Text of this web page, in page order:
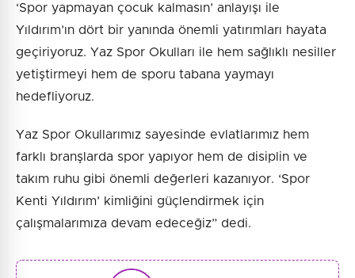
‘Spor yapmayan çocuk kalmasın’ anlayışı ile
Yıldırım’ın dört bir yanında önemli yatırımları hayata
geçiriyoruz. Yaz Spor Okulları ile hem sağlıklı nesiller
yetiştirmeyi hem de sporu tabana yaymayı
hedefliyoruz.
Yaz Spor Okullarımız sayesinde evlatlarımız hem
farklı branşlarda spor yapıyor hem de disiplin ve
takım ruhu gibi önemli değerleri kazanıyor. ‘Spor
Kenti Yıldırım’ kimliğini güçlendirmek için
çalışmalarımıza devam edeceğiz” dedi.